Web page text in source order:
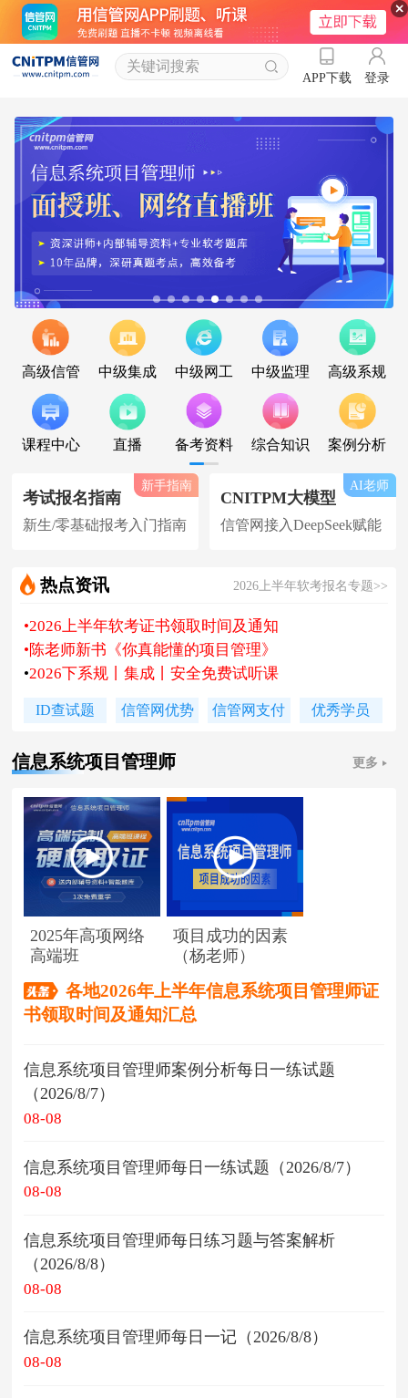
APP下载 登录
高级信管 中级集成 中级网工 中级监理 高级系规
课程中心 直播 备考资料 综合知识 案例分析
考试报名指南
新生/零基础报考入门指南
新手指南
CNITPM大模型
信管网接入DeepSeek赋能
AI老师
热点资讯 2026上半年软考报名专题>>
•2026上半年软考证书领取时间及通知
•陈老师新书《你真能懂的项目管理》
•2026下系规丨集成丨安全免费试听课
信管网接入人工智能 丨 AI 赋能备考
•信管网软考讲师合作招聘(全职/兼职)
ID查试题 信管网优势 信管网支付 优秀学员
信息系统项目管理师 更多
2025年高项网络
高端班
项目成功的因素
（杨老师）
各地2026年上半年信息系统项目管理师证
书领取时间及通知汇总
信息系统项目管理师案例分析每日一练试题
（2026/8/7）
08-08
信息系统项目管理师每日一练试题（2026/8/7）
08-08
信息系统项目管理师每日练习题与答案解析
（2026/8/8）
08-08
信息系统项目管理师每日一记（2026/8/8）
08-08